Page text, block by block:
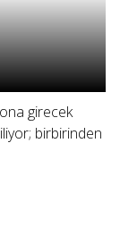
girecek
birbirinden